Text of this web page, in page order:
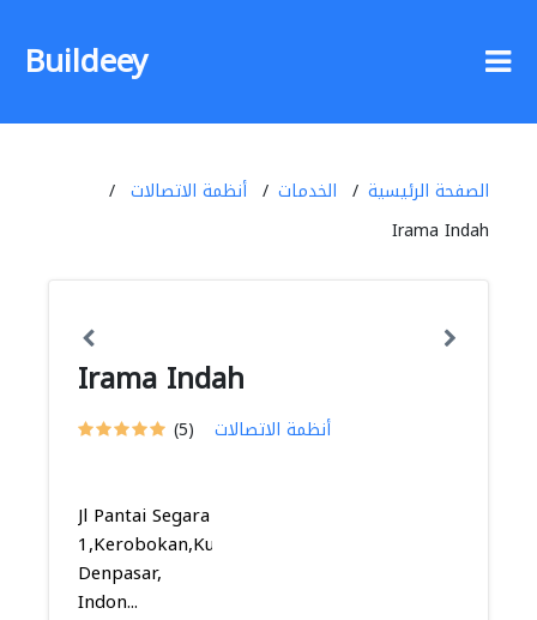
Buildeey
الصفحة الرئيسية الخدمات
أنظمة الاتصالات
Irama Indah
Irama Indah
(5) أنظمة الاتصالات
Jl Pantai Segara
1,Kerobokan,Kuta,
Denpasar,
Indon...